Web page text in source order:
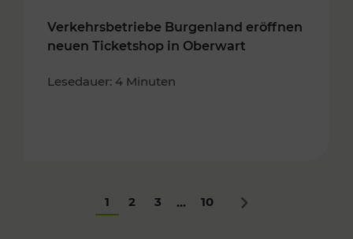
Verkehrsbetriebe Burgenland eröffnen
neuen Ticketshop in Oberwart
Lesedauer: 4 Minuten
1 2 3 ... 10 Nächstes